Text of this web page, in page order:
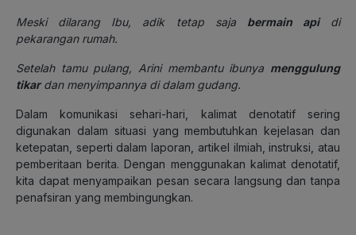
Meski dilarang Ibu, adik tetap saja bermain apidi
pekarangan rumah.
Setelah tamu pulang, Arini membantu ibunya menggulung
tikardan menyimpannya di dalam gudang.
Dalam komunikasi sehari-hari, kalimat denotatif sering
digunakan dalam situasi yang membutuhkan kejelasan dan
ketepatan, seperti dalam laporan, artikel ilmiah, instruksi, atau
pemberitaan berita. Dengan menggunakan kalimat denotatif,
kita dapat menyampaikan pesan secara langsung dan tanpa
penafsiran yang membingungkan.